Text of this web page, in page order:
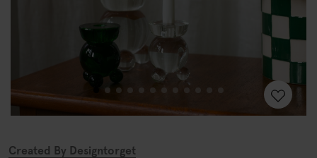
Created By Designtorget